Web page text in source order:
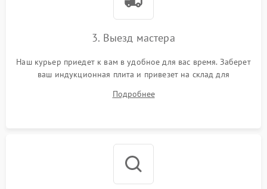
3. Выезд мастера
Наш курьер приедет к вам в удобное для вас время. Заберет
ваш индукционная плита и привезет на склад для
Подробнее